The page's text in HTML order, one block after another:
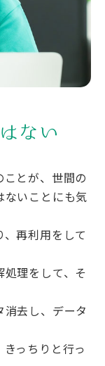
ない
とが、世間の
ないことにも気
再利用をして
理をして、そ
去し、データ
っちりと行っ